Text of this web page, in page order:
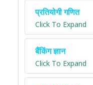
प्रतियोगी गणित
Click To Expand
बैंकिंग ज्ञान
Click To Expand